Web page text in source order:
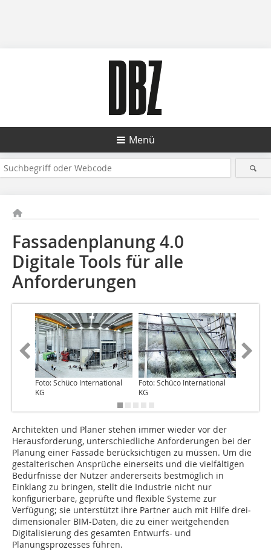
Menü
Fassadenplanung 4.0
Digitale Tools für alle
Anforderungen
Foto: Schüco International
KG
Foto: Schüco International
KG
Architekten und Planer stehen immer wieder vor der
Herausforderung, unterschiedliche Anforderungen bei der
Planung einer Fassade berücksichtigen zu müssen. Um die
gestalterischen Ansprüche einerseits und die vielfältigen
Bedürfnisse der Nutzer andererseits bestmöglich in
Einklang zu bringen, stellt die Industrie nicht nur
konfigurierbare, geprüfte und flexible Systeme zur
Verfügung; sie unterstützt ihre Partner auch mit Hilfe drei­
dimensionaler BIM-Daten, die zu einer weit­gehenden
Digitalisierung des gesamten Entwurfs- und
Planungsprozesses führen.